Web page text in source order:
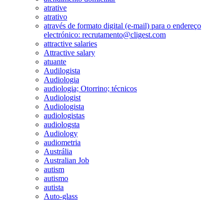
atrative
atrativo
através de formato digital (e-mail) para o endereço
electrónico: recrutamento@cligest.com
attractive salaries
Attractive salary
atuante
Audilogista
Audiologia
audiologia; Otorrino; técnicos
Audiologist
Audiologista
audiologistas
audiologsta
Audiology
audiometria
Austrália
Australian Job
autism
autismo
autista
Auto-glass